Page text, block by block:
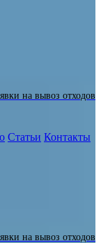
на вывоз отходов
Статьи Контакты
на вывоз отходов